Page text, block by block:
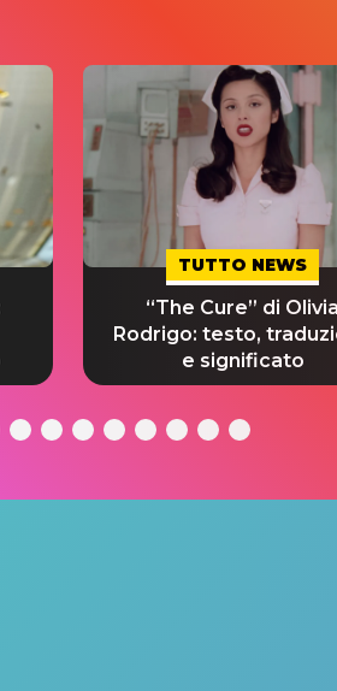
TUTTO NEWS
“The Cure” di Olivia
Rodrigo: testo,
e significato